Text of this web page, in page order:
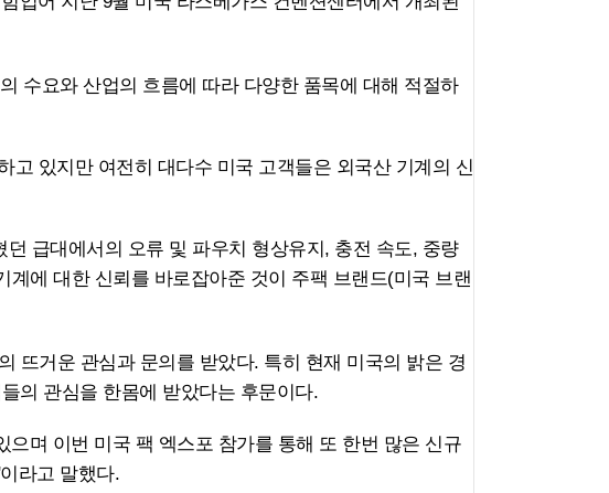
수요와 산업의 흐름에 따라 다양한 품목에 대해 적절하
고 있지만 여전히 대다수 미국 고객들은 외국산 기계의 신
급대에서의 오류 및 파우치 형상유지, 충전 속도, 중량
에 대한 신뢰를 바로잡아준 것이 주팩 브랜드(미국 브랜
뜨거운 관심과 문의를 받았다. 특히 현재 미국의 밝은 경
의 관심을 한몸에 받았다는 후문이다.
며 이번 미국 팩 엑스포 참가를 통해 또 한번 많은 신규
라고 말했다.